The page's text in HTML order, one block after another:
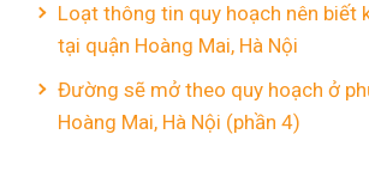
Loạt thông tin quy hoạch nên biết
tại quận Hoàng Mai, Hà Nội
Đường sẽ mở theo quy hoạch ở
Hoàng Mai, Hà Nội (phần 4)